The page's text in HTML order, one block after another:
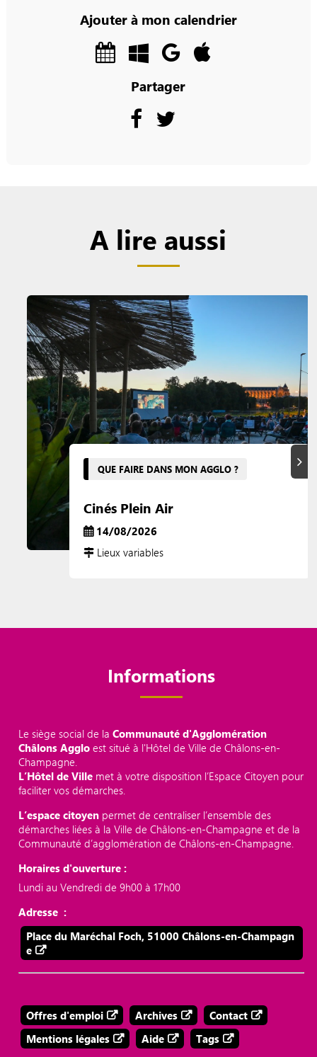
Ajouter à mon calendrier
Partager
A lire aussi
QUE FAIRE DANS MON AGGLO ?
Cinés Plein Air
14/08/2026
Lieux variables
Informations
Le siège social de laCommunauté d'Agglomération
Châlons Aggloest situé à l'Hôtel de Ville de Châlons-en-
Champagne.
L’Hôtel de Ville met à votre disposition l’Espace Citoyen pour
faciliter vos démarches.
L’espace citoyen permet de centraliser l’ensemble des
démarches liées à la Ville de Châlons-en-Champagne et de la
Communauté d’agglomération de Châlons-en-Champagne.
Horaires d'ouverture :
Lundi au Vendredi de 9h00 à 17h00
Adresse :
Place du Maréchal Foch, 51000 Châlons-en-Champagn
e
Offres d'emploi Archives
Contact
Mentions légales
Aide Tags